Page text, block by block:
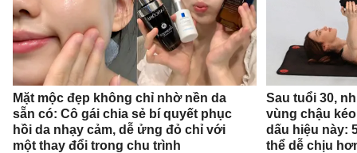
Mặt mộc đẹp không chỉ nhờ nền da
sẵn có: Cô gái chia sẻ bí quyết phục
hồi da nhạy cảm, dễ ửng đỏ chỉ với
một thay đổi trong chu trình
Sau tuổi 30,
vùng chậu
dấu hiệu này:
thể dễ chịu